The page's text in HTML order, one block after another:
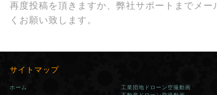
再度投稿を頂きますか、弊社サポートまでメ
くお願い致します。
サイトマップ
ホーム
工業団地ドローン空撮動画